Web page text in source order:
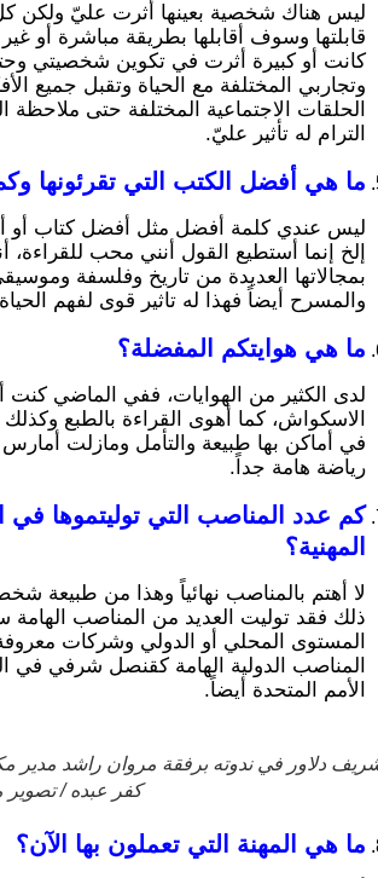
ليس هناك شخصية بعينها أثرت عليّ ولكن
قابلتها وسوف أقابلها بطريقة مباشرة أو
كانت أو كبيرة أثرت في تكوين شخصيتي
وتجاربي المختلفة مع الحياة وتقبل جميع
الحلقات الاجتماعية المختلفة حتى
الترام له تأثير عليّ.
ما هي أفضل الكتب التي تقرئونها
ليس عندي كلمة أفضل مثل أفضل كتاب
إلخ إنما أستطيع القول أنني محب للقراءة،
بمجالاتها العديدة من تاريخ وفلسفة
والمسرح أيضاً فهذا له تاثير قوى لفهم
ما هي هوايتكم المفضلة؟
لدى الكثير من الهوايات، ففي الماضي
الاسكواش، كما أهوى القراءة بالطبع
في أماكن بها طبيعة والتأمل ومازلت أمارس
رياضة هامة جداً.
كم عدد المناصب التي توليتموها في
المهنية؟
لا أهتم بالمناصب نهائياً وهذا من طبيعة
ذلك فقد توليت العديد من المناصب الهامة
المستوى المحلي أو الدولي وشركات
المناصب الدولية الهامة كقنصل شرفي في
الأمم المتحدة أيضاً.
دلاور في ندوته برفقة مروان راشد مدير
كفر عبده /
ما هي المهنة التي تعملون بها الآن؟